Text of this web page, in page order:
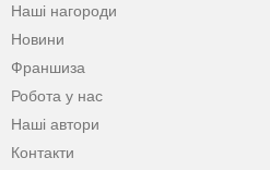
Наші нагороди
Новини
Франшиза
Робота у нас
Наші автори
Контакти